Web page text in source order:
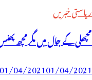
ریاستی خبریں
مچھلی کے جال میں مگرمچھ
01/04/202101/04/2021